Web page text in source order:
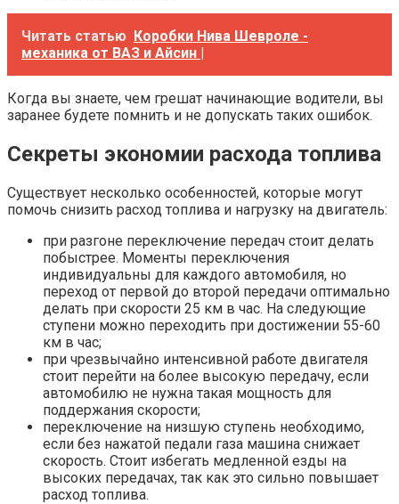
Читать статью Коробки Нива Шевроле -
механика от ВАЗ и Айсин |
Когда вы знаете, чем грешат начинающие водители, вы
заранее будете помнить и не допускать таких ошибок.
Секреты экономии расхода топлива
Существует несколько особенностей, которые могут
помочь снизить расход топлива и нагрузку на двигатель:
при разгоне переключение передач стоит делать
побыстрее. Моменты переключения
индивидуальны для каждого автомобиля, но
переход от первой до второй передачи оптимально
делать при скорости 25 км в час. На следующие
ступени можно переходить при достижении 55-60
км в час;
при чрезвычайно интенсивной работе двигателя
стоит перейти на более высокую передачу, если
автомобилю не нужна такая мощность для
поддержания скорости;
переключение на низшую ступень необходимо,
если без нажатой педали газа машина снижает
скорость. Стоит избегать медленной езды на
высоких передачах, так как это сильно повышает
расход топлива.